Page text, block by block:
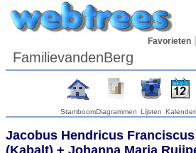
Favorieten
FamilievandenBerg
StamboomDiagrammen Lijsten Kalender
Jacobus Hendricus Franciscus
(Kabalt) + Johanna Maria